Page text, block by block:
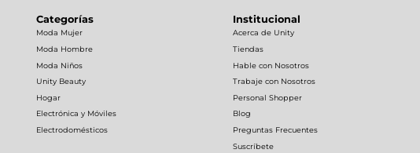
Categorías
Moda Mujer
Moda Hombre
Moda Niños
Unity Beauty
Hogar
Electrónica y Móviles
Electrodomésticos
Institucional
Acerca de Unity
Tiendas
Hable con Nosotros
Trabaje con Nosotros
Personal Shopper
Blog
Preguntas Frecuentes
Suscríbete